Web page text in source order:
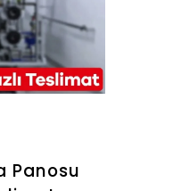
Panosu